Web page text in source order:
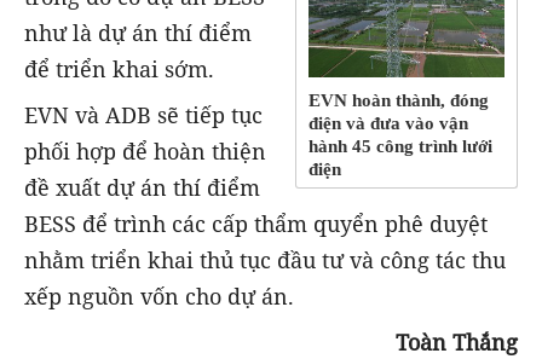
EVN hoàn thành, đóng
điện và đưa vào vận
hành 45 công trình lưới
điện
như là dự án thí điểm
để triển khai sớm.
EVN và ADB sẽ tiếp tục
phối hợp để hoàn thiện
đề xuất dự án thí điểm
BESS để trình các cấp thẩm quyển phê duyệt
nhằm triển khai thủ tục đầu tư và công tác thu
xếp nguồn vốn cho dự án.
Toàn Thắng